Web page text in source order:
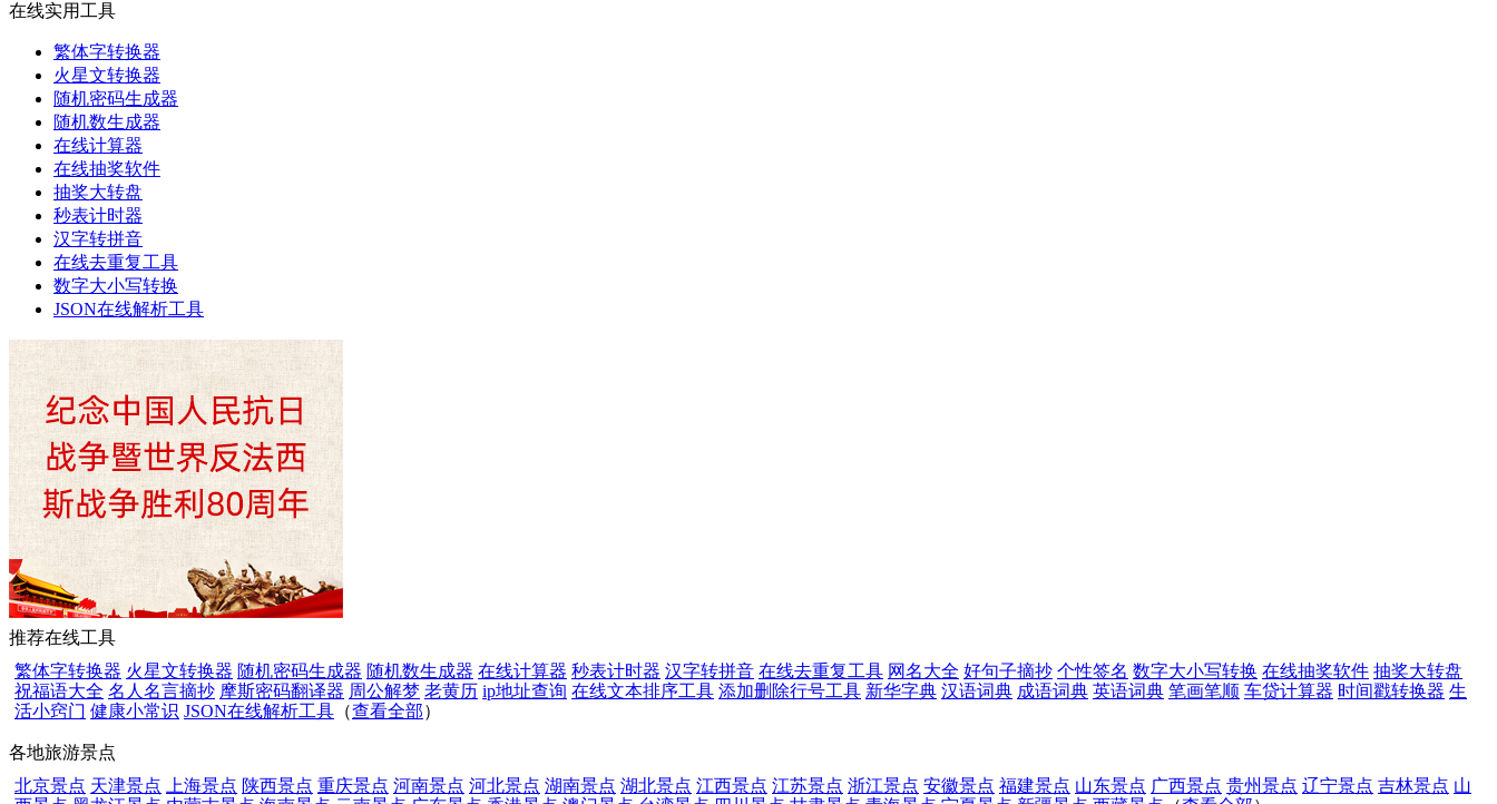
在线实用工具
繁体字转换器
火星文转换器
随机密码生成器
随机数生成器
在线计算器
在线抽奖软件
抽奖大转盘
秒表计时器
汉字转拼音
在线去重复工具
数字大小写转换
JSON在线解析工具
推荐在线工具
繁体字转换器 火星文转换器 随机密码生成器 随机数生成器 在线计算器 秒表计时器 汉字转拼音 在线去重复工具 网名大全 好句子摘抄 个性签名 数字大小写转换 在线抽奖软件 抽奖大转盘
祝福语大全 名人名言摘抄 摩斯密码翻译器 周公解梦 老黄历 ip地址查询 在线文本排序工具 添加删除行号工具 新华字典 汉语词典 成语词典 英语词典 笔画笔顺 车贷计算器 时间戳转换器 生
活小窍门 健康小常识 JSON在线解析工具 （查看全部）
各地旅游景点
北京景点 天津景点 上海景点 陕西景点 重庆景点 河南景点 河北景点 湖南景点 湖北景点 江西景点 江苏景点 浙江景点 安徽景点 福建景点 山东景点 广西景点 贵州景点 辽宁景点 吉林景点 山